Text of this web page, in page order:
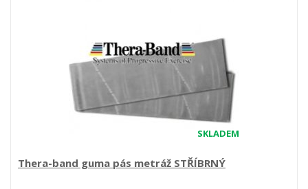
SKLADEM
Thera-band guma pás metráž STŘÍBRNÝ